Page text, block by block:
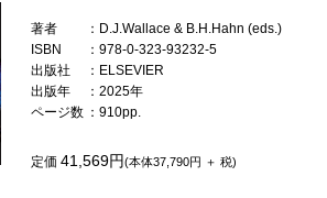
著者
：D.J.Wallace & B.H.Hahn (eds.)
ISBN
：978-0-323-93232-5
出版社
：ELSEVIER
出版年
：2025年
ページ数 ：910pp.
定価41,569円(本体37,790円 ＋ 税)